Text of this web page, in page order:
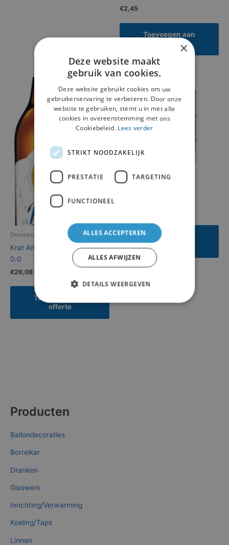
Producten
Ballondecoraties
Borrelkar
Dranken
Glaswerk
Inrichting/Verwarming
Koeling/Taps
Linnen
€2,45
Toevoegen aan
offerte
Dranken
Krat Amstel Radler 24 flesjes
0.0
€26,09
Toevoegen aan
offerte
Dranken
Toevoegen aan
×
Deze website maakt
gebruik van cookies.
Deze website gebruikt cookies om uw
gebruikerservaring te verbeteren. Door onze
website te gebruiken, stemt u in met alle
cookies in overeenstemming met ons
Cookiebeleid. Lees verder
STRIKT NOODZAKELIJK
PRESTATIE TARGETING
FUNCTIONEEL
ALLES ACCEPTEREN
ALLES AFWIJZEN
DETAILS WEERGEVEN